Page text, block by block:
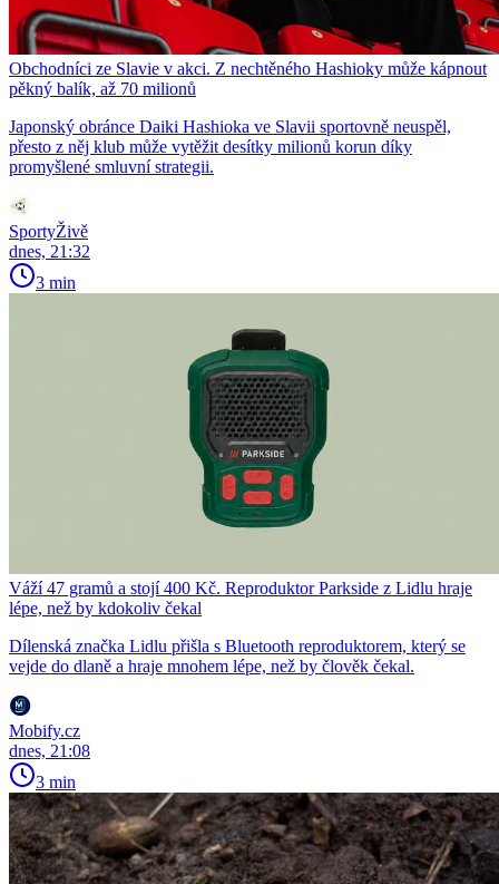
Obchodníci ze Slavie v akci. Z nechtěného Hashioky může kápnout
pěkný balík, až 70 milionů
Japonský obránce Daiki Hashioka ve Slavii sportovně neuspěl,
přesto z něj klub může vytěžit desítky milionů korun díky
promyšlené smluvní strategii.
SportyŽivě
dnes, 21:32
3 min
Váží 47 gramů a stojí 400 Kč. Reproduktor Parkside z Lidlu hraje
lépe, než by kdokoliv čekal
Dílenská značka Lidlu přišla s Bluetooth reproduktorem, který se
vejde do dlaně a hraje mnohem lépe, než by člověk čekal.
Mobify.cz
dnes, 21:08
3 min